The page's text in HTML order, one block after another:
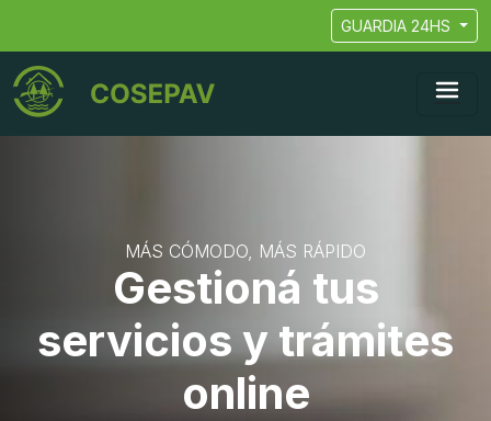
GUARDIA 24HS
MÁS CÓMODO, MÁS RÁPIDO
Gestioná tus
servicios y trámites
online